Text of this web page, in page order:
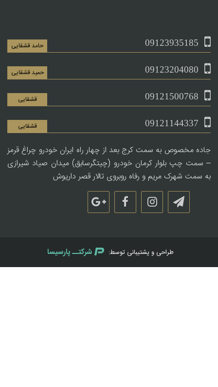
09123935185 حامد قشقایی
09123204080 حمید قشقایی
09121500768 قشقایی
09121144337 قشقایی
جاده مخصوص به سمت کرج بعد از چهار راه ایران خودرو چراغ قرمز
– سمت چپ بلوار کرمان خودرو (چیتگرسابق) میدان صیاد شیرازی
به سمت شهرک مریم و رفاه روبروی تالار قصر داریوش
طراحی و پشتیبانی توسط: شرکتــ پارسیسا